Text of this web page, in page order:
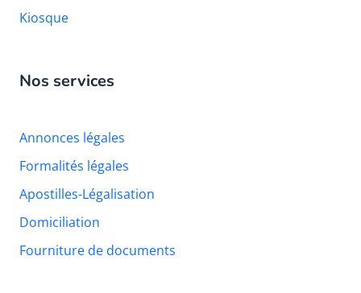
Kiosque
Nos services
Annonces légales
Formalités légales
Apostilles-Légalisation
Domiciliation
Fourniture de documents